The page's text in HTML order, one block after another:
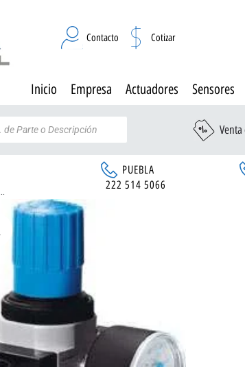
Contacto Cotizar
Inicio Empresa Actuadores Sensores
PUEBLA
222 514 5066